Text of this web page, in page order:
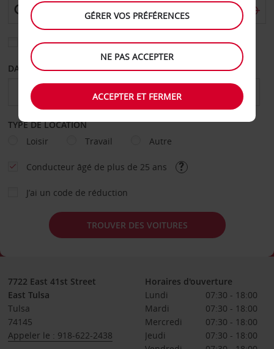
Sélectionnez une autre agence de retour
DATE DE DÉPART DATE DE RETOUR
TYPE DE LOCATION
Loisir
Travail Autre
Conducteur âgé de plus de 25 ans
J’ai un code de réduction
TROUVER DES VOITURES
7722 East 41st Street
East Tulsa
Tulsa
74145
Appeler le : 918-622-2438
Horaires d'ouverture
Lundi
07:30 - 18:00
Mardi
07:30 - 18:00
Mercredi
07:30 - 18:00
Jeudi
07:30 - 18:00
GÉRER VOS PRÉFÉRENCES
NE PAS ACCEPTER
ACCEPTER ET FERMER